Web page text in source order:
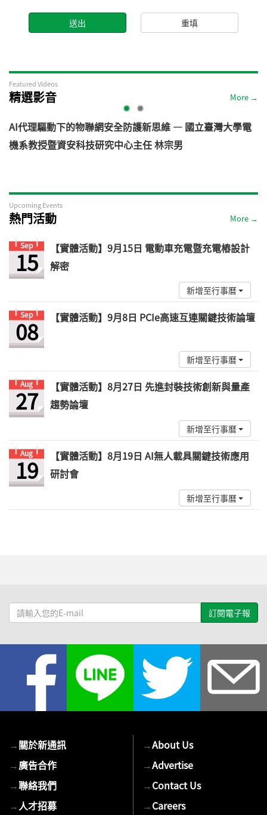
Featured Videos
精選影音 More →
AI代理驅動下的物聯網安全防護新思維 — 國立臺灣大學電
機系教授暨資安科技研究中心主任 林宗男
Upcoming Events
熱門活動 More →
Sep
15
【實體活動】9月15日 電動車充電暨充電樁設計
解密
新增至行事曆
Sep
08 【實體活動】9月8日 PCIe高速互連關鍵技術論壇
新增至行事曆
Aug
27
【實體活動】8月27日 先進封裝技術創新與量產
趨勢論壇
新增至行事曆
Aug
19
【實體活動】8月19日 AI無人載具關鍵技術應用
研討會
新增至行事曆
請
輸
→關於新通訊
→廣告合作
→聯絡我們
→人才招募
→About Us
→Advertise
→Contact Us
→Careers